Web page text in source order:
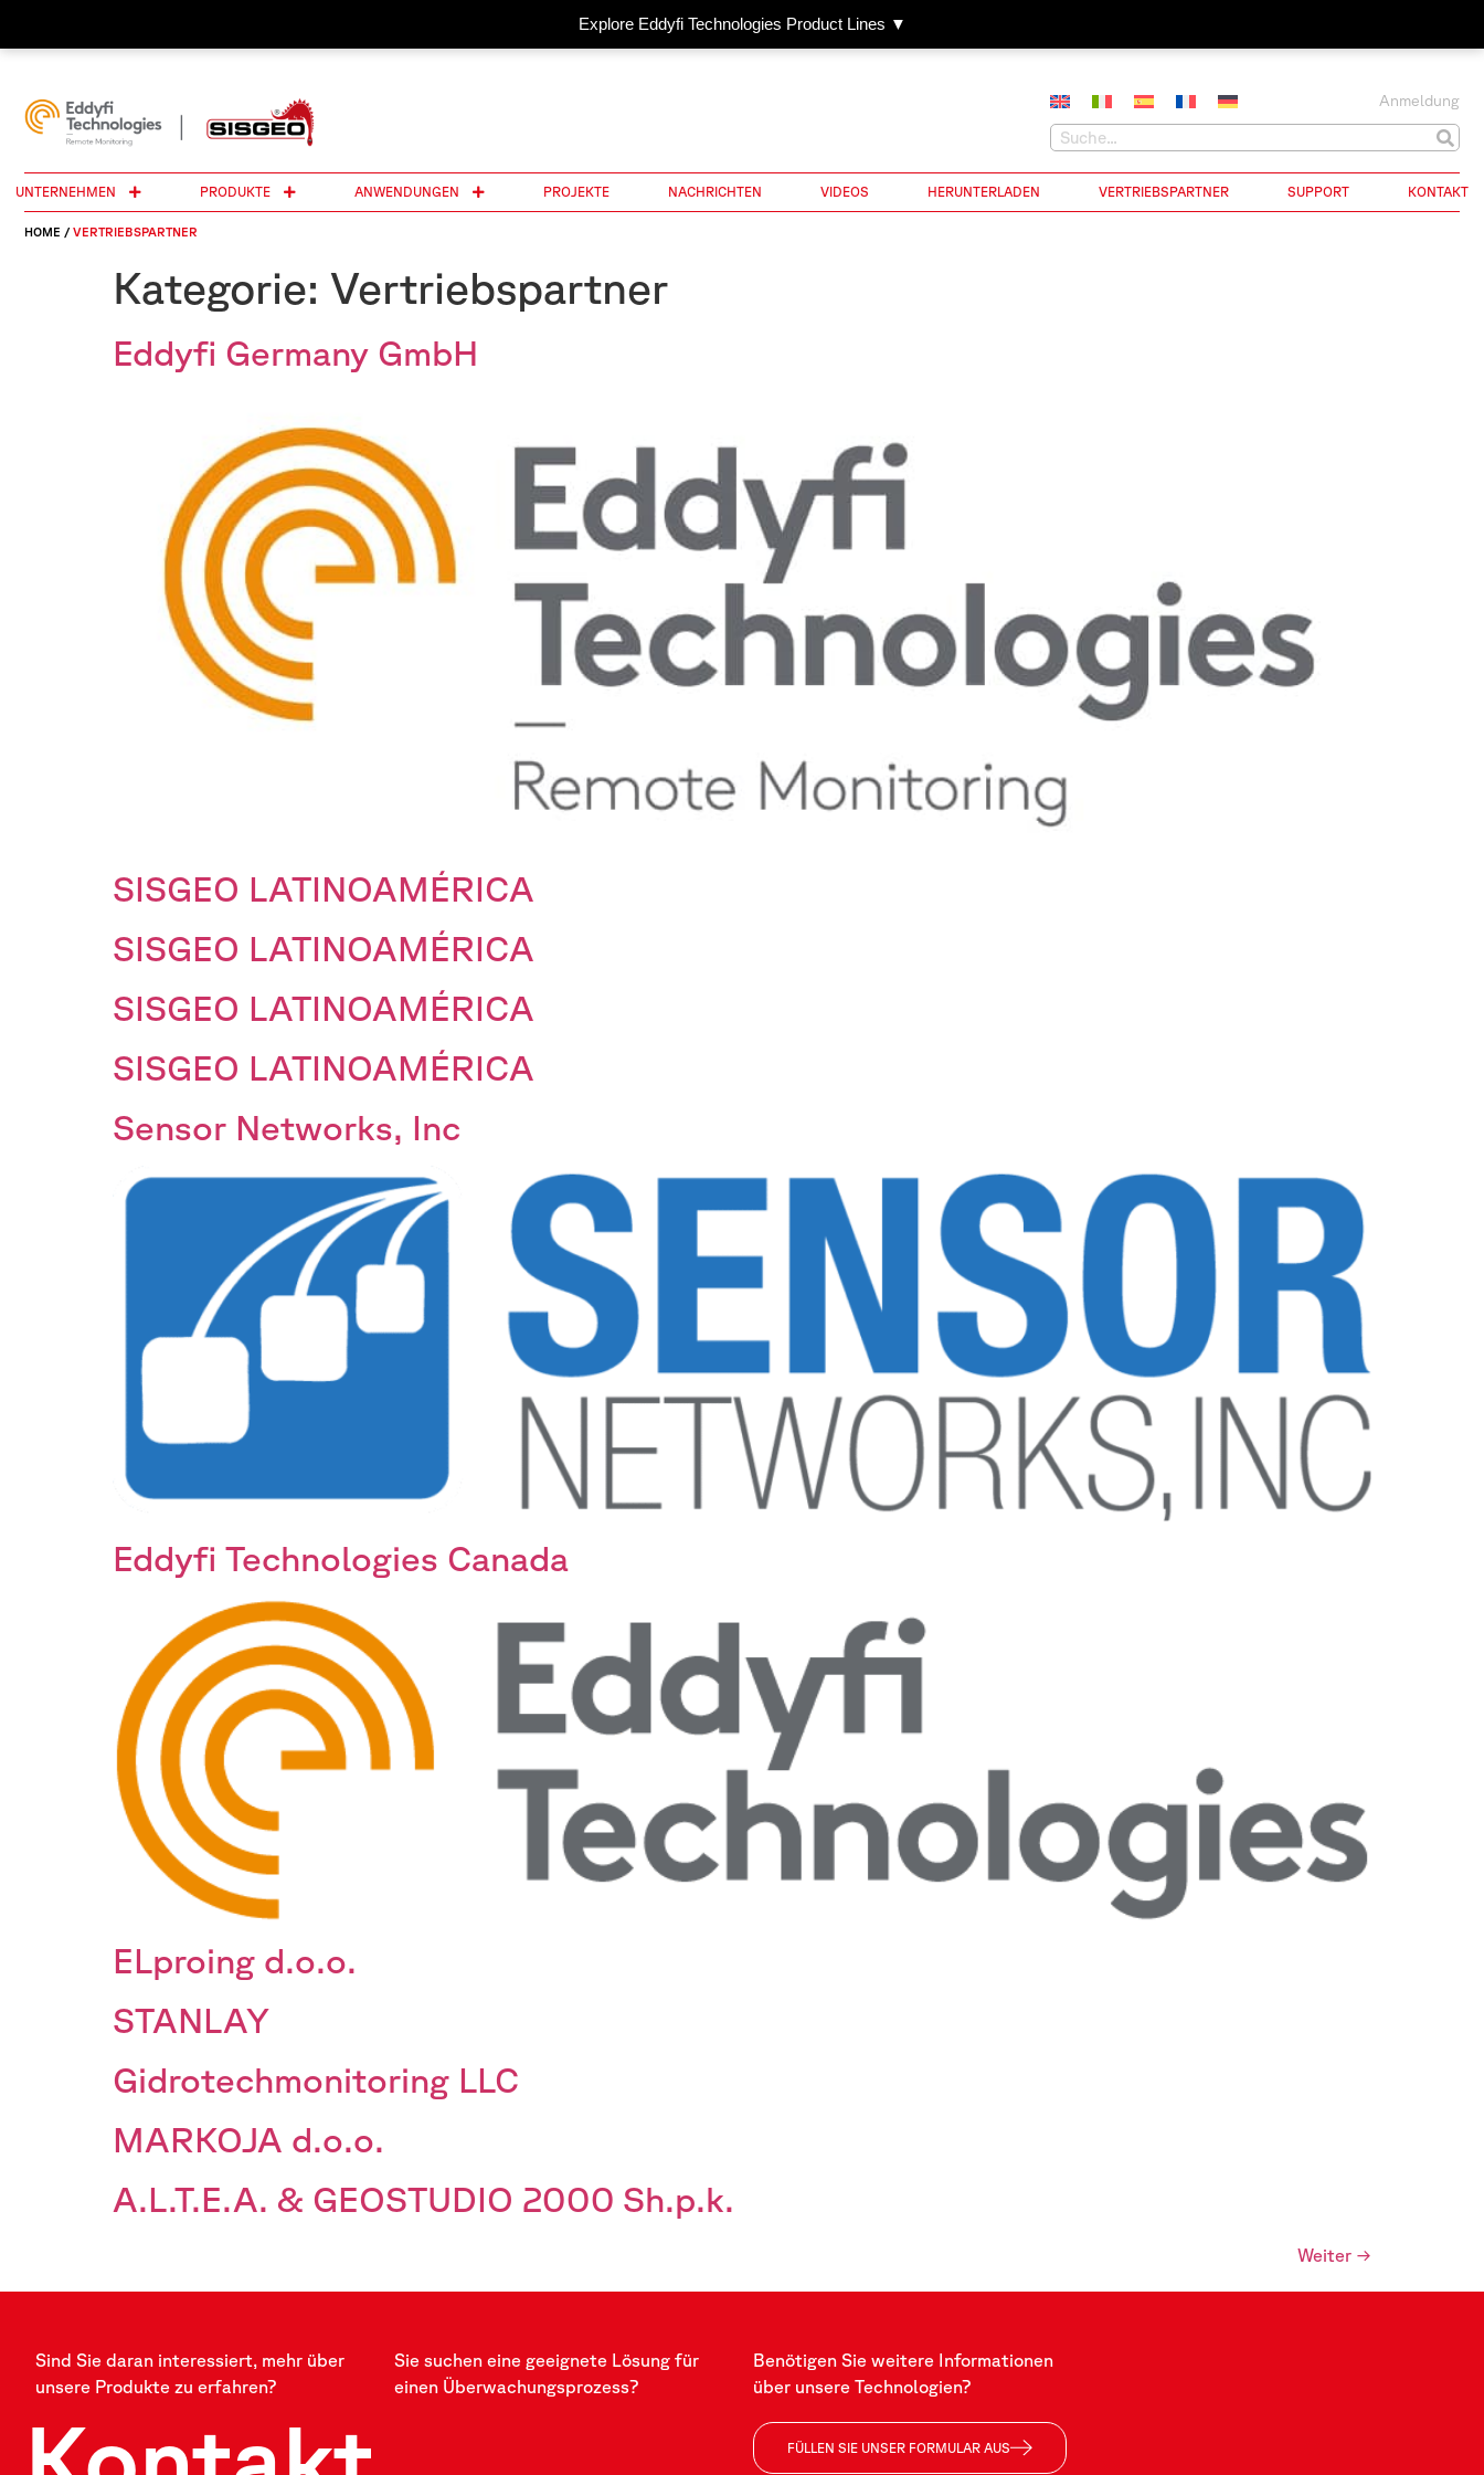
Explore Eddyfi Technologies Product Lines ▼
Anmeldung
UNTERNEHMEN PRODUKTE ANWENDUNGEN PROJEKTE NACHRICHTEN VIDEOS HERUNTERLADEN VERTRIEBSPARTNER SUPPORT KONTAKT
HOME / VERTRIEBSPARTNER
Kategorie: Vertriebspartner
Eddyfi Germany GmbH
SISGEO LATINOAMÉRICA
SISGEO LATINOAMÉRICA
SISGEO LATINOAMÉRICA
SISGEO LATINOAMÉRICA
Sensor Networks, Inc
Eddyfi Technologies Canada
ELproing d.o.o.
STANLAY
Gidrotechmonitoring LLC
MARKOJA d.o.o.
A.L.T.E.A. & GEOSTUDIO 2000 Sh.p.k.
Weiter →
Sind Sie daran interessiert, mehr über
unsere Produkte zu erfahren?
Sie suchen eine geeignete Lösung für
einen Überwachungsprozess?
Benötigen Sie weitere Informationen
über unsere Technologien?
FÜLLEN SIE UNSER FORMULAR AUS